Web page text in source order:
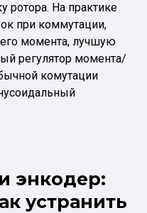
ротора. На практике
при коммутации,
момента, лучшую
регулятор момента/
комутации
энкодер:
устранить